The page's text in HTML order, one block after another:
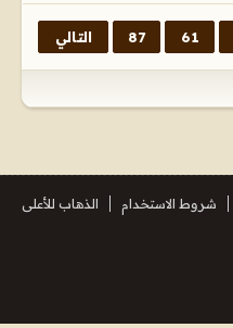
61
87 التالي
شروط الاستخدام الذهاب للأعلى